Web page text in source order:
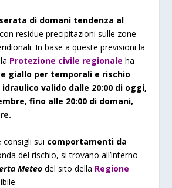
di domani tendenza al
con residue precipitazioni sulle zone
In base a queste previsioni la
Protezione civile regionale ha
giallo per temporali e rischio
valido dalle 20:00 di oggi,
fino alle 20:00 di domani,
sui comportamenti da
del rischio, si trovano all’interno
Meteo del sito della Regione